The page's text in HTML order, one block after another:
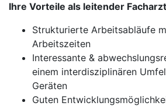
Ihre Vorteile als leitender
Strukturierte Arbeitsabläufe
Arbeitszeiten
Interessante &
einem interdisziplinären
Geräten
Guten